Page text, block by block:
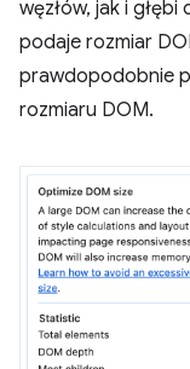
węzłów, jak i głębi
podaje rozmiar
prawdopodobnie
rozmiaru DOM.